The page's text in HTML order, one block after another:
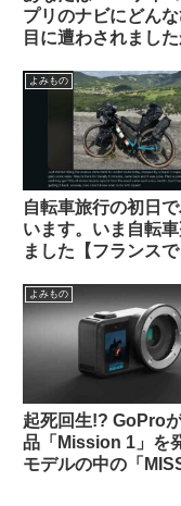
プリのナビにどん
目に遭わされまし
よみもの
自転車旅行の初日
います。いま自転
ました【フランス
海外掲示板から】
よみもの
起死回生!? GoPro
品「Mission 1」を
モデルの中の「